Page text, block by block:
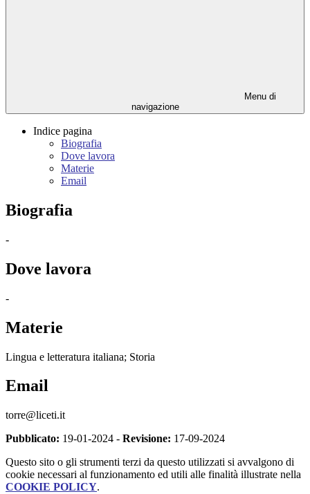
Menu di
navigazione
Indice pagina
Biografia
Dove lavora
Materie
Email
Biografia
-
Dove lavora
-
Materie
Lingua e letteratura italiana; Storia
Email
torre@liceti.it
Pubblicato: 19-01-2024 - Revisione: 17-09-2024
Questo sito o gli strumenti terzi da questo utilizzati si avvalgono di
cookie necessari al funzionamento ed utili alle finalità illustrate nella
COOKIE POLICY.